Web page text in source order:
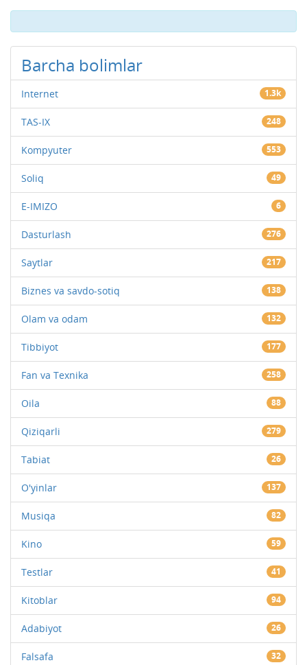
Barcha bolimlar
Internet 1.3k
TAS-IX 248
Kompyuter 553
Soliq 49
E-IMIZO 6
Dasturlash 276
Saytlar 217
Biznes va savdo-sotiq 138
Olam va odam 132
Tibbiyot 177
Fan va Texnika 258
Oila 88
Qiziqarli 279
Tabiat 26
O'yinlar 137
Musiqa 82
Kino 59
Testlar 41
Kitoblar 94
Adabiyot 26
Falsafa 32